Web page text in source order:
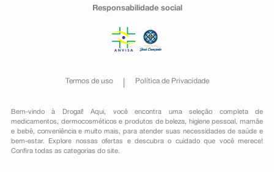
Responsabilidade social
Termos de uso Política de Privacidade
Bem-vindo à Drogal! Aqui, você encontra uma seleção completa de
medicamentos , dermocosméticos e produtos de beleza, higiene pessoal ,mamãe
e bebê, conveniênciae muito mais, para atender suas necessidades de saúde e
bem-estar. Explore nossas ofertas e descubra o cuidado que você merece!
Confira todas as categorias do site.